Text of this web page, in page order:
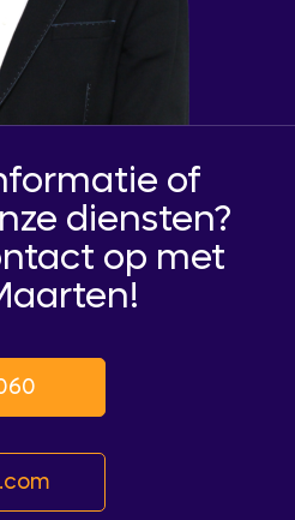
of
diensten?
op met